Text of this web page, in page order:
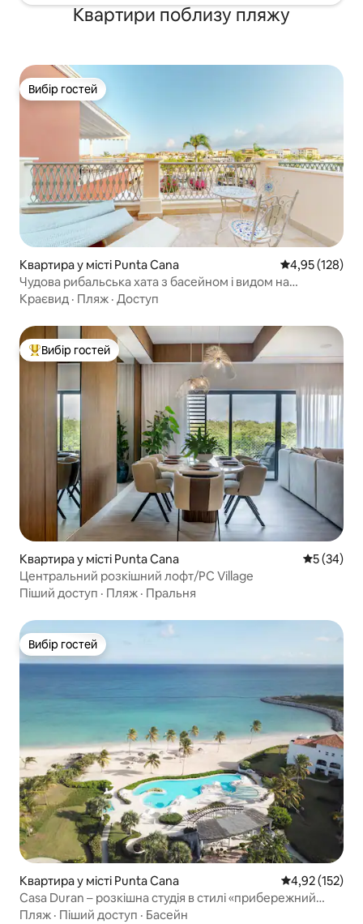
Квартири поблизу пляжу
Вибір гостей
Вибір гостей
Квартира у місті Punta Cana Середня
4,95 (128)
Чудова рибальська хата з басейном і видом на
пристань!
Краєвид · Пляж · Доступ
Топ вибір гостей
Вибір гостей
Квартира у місті Punta Cana Середня
5 (34)
Центральний розкішний лофт/PC Village
Піший доступ · Пляж · Пральня
Вибір гостей
Вибір гостей
Квартира у місті Punta Cana Середня
4,92 (152)
Casa Duran – розкішна студія в стилі «прибережний
шик» у Кап-Кані
Пляж · Піший доступ · Басейн